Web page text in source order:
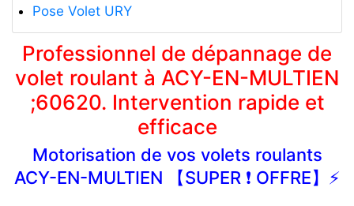
Pose Volet URY
Professionnel de dépannage de
volet roulant à ACY-EN-MULTIEN
;60620. Intervention rapide et
efficace
Motorisation de vos volets roulants
ACY-EN-MULTIEN 【SUPER ❗ OFFRE】⚡️